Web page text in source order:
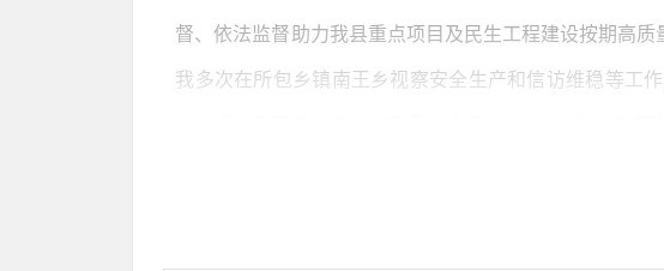
督、依法监督助力我县重点项目及民生工程建设按期高
我多次在所包乡镇南王乡视察安全生产和信访维稳等工
生产违法行为和事故隐患举报奖励办法》进行立法调研